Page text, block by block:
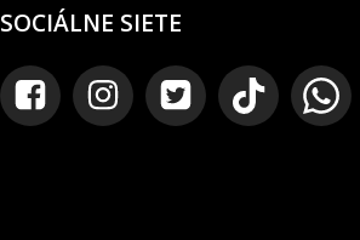
SOCIÁLNE SIETE